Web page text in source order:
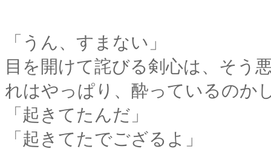
「うん、すまない」
目を開けて詫びる剣心は、そう
れはやっぱり、酔っているのか
「起きてたんだ」
「起きてたでござるよ」